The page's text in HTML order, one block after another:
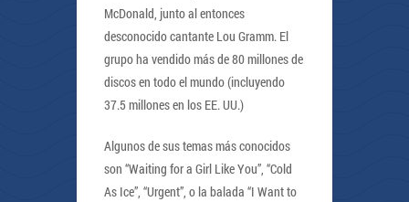
McDonald, junto al entonces
desconocido cantante Lou Gramm. El
grupo ha vendido más de 80 millones de
discos en todo el mundo (incluyendo
37.5 millones en los EE. UU.)
Algunos de sus temas más conocidos
son “Waiting for a Girl Like You”, “Cold
As Ice”, “Urgent”, o la balada “I Want to